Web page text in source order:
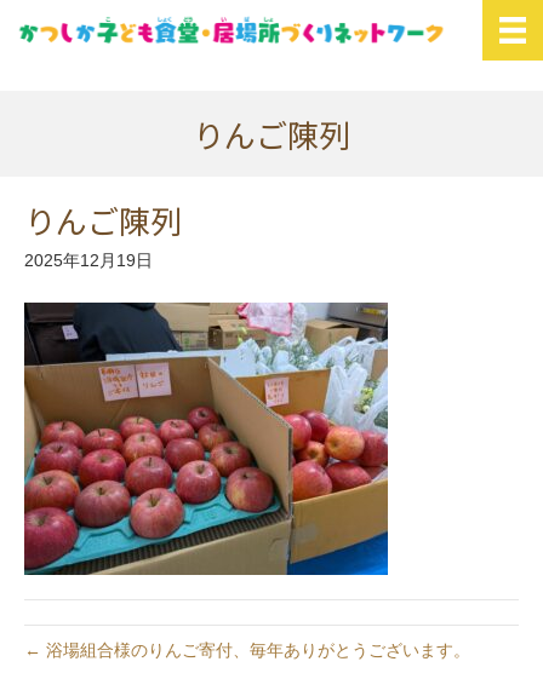
りんご陳列
りんご陳列
2025年12月19日
← 浴場組合様のりんご寄付、毎年ありがとうございます。